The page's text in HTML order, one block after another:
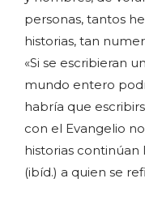
personas, tantos
historias, tan
«Si se escribieran
mundo entero
habría que
con el Evangelio
historias continúan
(ibíd.) a quien se